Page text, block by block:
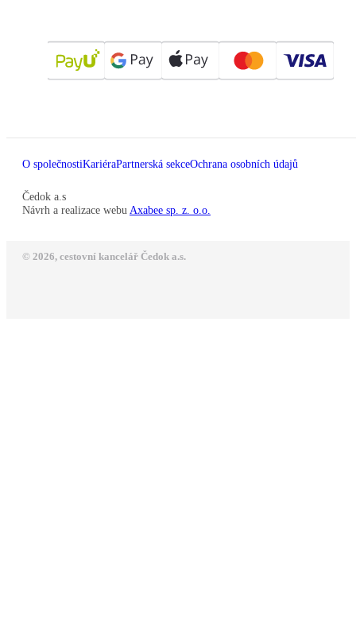
O společnostiKariéraPartnerská sekceOchrana osobních údajů
Čedok a.s
Návrh a realizace webu Axabee sp. z. o.o.
© 2026, cestovní kancelář Čedok a.s.